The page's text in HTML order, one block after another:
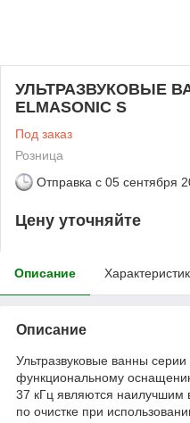
УЛЬТРАЗВУКОВЫЕ
ELMASONIC S
Под заказ
Розница
Отправка с 05 сентября
Цену уточняйте
Описание
Описание
Ультразвуковые ванны
функциональному
37 кГц являются наилучшим
по очистке при